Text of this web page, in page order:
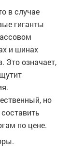
в случае
гиганты
и шинах
Это означает,
но
по цене.